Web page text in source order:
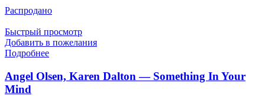
Распродано
Быстрый просмотр
Добавить в пожелания
Подробнее
Angel Olsen, Karen Dalton — Something In Your
Mind